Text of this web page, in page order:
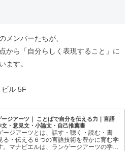
メンバーたちが、
から「自分らしく表現すること」に
ます。
ル 5F
ージアーツ｜ ことばで自分を伝える力｜言語
文・意見文・小論文・自己推薦書
ージアーツとは、話す・聴く・読む・書
る・伝える６つの言語技術を豊かに育む学
。マナビエルは、ランゲージアーツの学び